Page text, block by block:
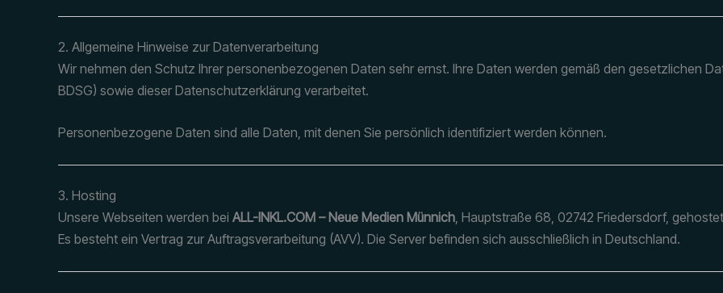
2. Allgemeine Hinweise zur Datenverarbeitung
Wir nehmen den Schutz Ihrer personenbezogenen Daten sehr ernst. Ihre Daten werden gemäß den gesetzlichen
BDSG) sowie dieser Datenschutzerklärung verarbeitet.
Personenbezogene Daten sind alle Daten, mit denen Sie persönlich identifiziert werden können.
3. Hosting
Unsere Webseiten werden bei ALL-INKL.COM – Neue Medien Münnich , Hauptstraße 68, 02742 Friedersdorf,
Es besteht ein Vertrag zur Auftragsverarbeitung (AVV). Die Server befinden sich ausschließlich in Deutschland.